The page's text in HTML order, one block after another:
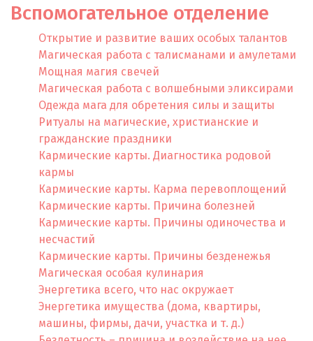
Вспомогательное отделение
Открытие и развитие ваших особых талантов
Магическая работа с талисманами и амулетами
Мощная магия свечей
Магическая работа с волшебными эликсирами
Одежда мага для обретения силы и защиты
Ритуалы на магические, христианские и
гражданские праздники
Кармические карты. Диагностика родовой
кармы
Кармические карты. Карма перевоплощений
Кармические карты. Причина болезней
Кармические карты. Причины одиночества и
несчастий
Кармические карты. Причины безденежья
Магическая особая кулинария
Энергетика всего, что нас окружает
Энергетика имущества (дома, квартиры,
машины, фирмы, дачи, участка и т. д.)